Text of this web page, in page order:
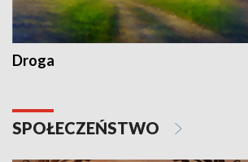
Droga
SPOŁECZEŃSTWO